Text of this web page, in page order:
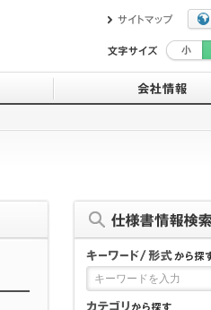
救済ワイド補償サービスについて
コーティング剤について
一般事業主行動計画
沿革・会社概要
拠点一覧・交通アクセス